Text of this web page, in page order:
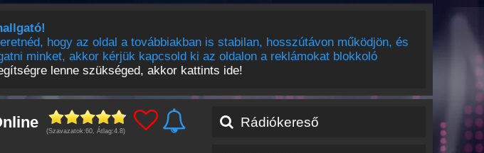
hogy az oldal a továbbiakban is stabilan, hosszútávon működjön, és
minket, akkor kérjük kapcsold ki az oldalon a reklámokat blokkoló
lenne szükséged, akkor kattints ide!
(Szavazatok:60, Átlag:4.8)
Rádiókereső